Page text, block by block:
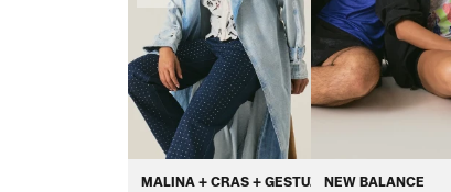
MALINA + CRAS + GESTUZ NEW BALANCE